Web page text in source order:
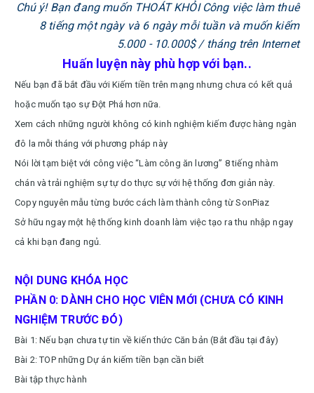
Chú ý! Bạn đang muốn THOÁT KHỎI Công việc làm thuê
8 tiếng một ngày và 6 ngày mỗi tuần và muốn kiếm
5.000 - 10.000$ / tháng trên Internet
Huấn luyện này phù hợp với bạn..
Nếu bạn đã bắt đầu với Kiếm tiền trên mạng nhưng chưa có kết quả
hoặc muốn tạo sự Đột Phá hơn nữa.
Xem cách những người không có kinh nghiệm kiếm được hàng ngàn
đô la mỗi tháng với phương pháp này
Nói lời tạm biệt với công việc “Làm công ăn lương” 8 tiếng nhàm
chán và trải nghiệm sự tự do thực sự với hệ thống đơn giản này.
Copy nguyên mẫu từng bước cách làm thành công từ SonPiaz
Sở hữu ngay một hệ thống kinh doanh làm việc tạo ra thu nhập ngay
cả khi bạn đang ngủ.
NỘI DUNG KHÓA HỌC
PHẦN 0: DÀNH CHO HỌC VIÊN MỚI (CHƯA CÓ KINH
NGHIỆM TRƯỚC ĐÓ)
Bài 1: Nếu bạn chưa tự tin về kiến thức Căn bản (Bắt đầu tại đây)
Bài 2: TOP những Dự án kiếm tiền bạn cần biết
Bài tập thực hành